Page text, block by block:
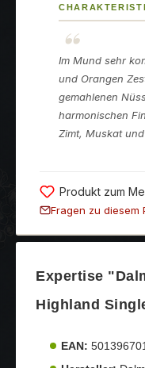
Im Mund sehr
und Orangen
gemahlenen
harmonischen
Zimt, Muskat
Produkt zum
Fragen zu diesem
Expertise
Highland
EAN: